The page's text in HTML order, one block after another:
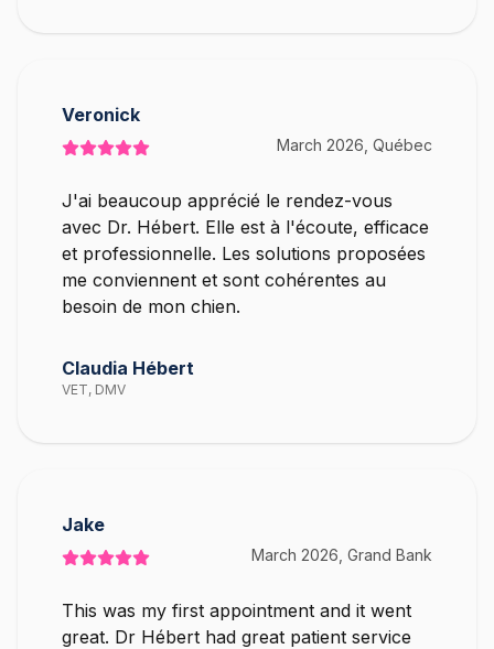
Veronick
March 2026, Québec
J'ai beaucoup apprécié le rendez-vous
avec Dr. Hébert. Elle est à l'écoute, efficace
et professionnelle. Les solutions proposées
me conviennent et sont cohérentes au
besoin de mon chien.
Claudia Hébert
VET, DMV
Jake
March 2026, Grand Bank
This was my first appointment and it went
great. Dr Hébert had great patient service